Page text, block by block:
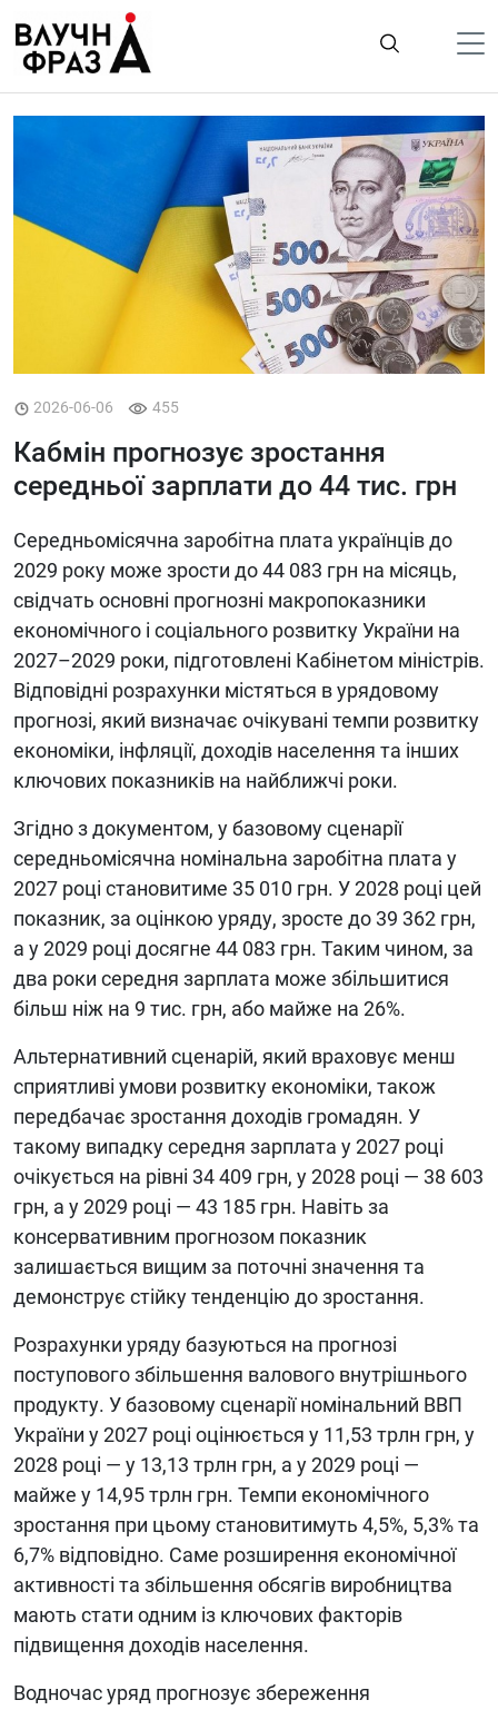
содержимому
Лайфстайл
Корисності
Ukraine
Про нас
2026-06-06 455
Кабмін прогнозує зростання
середньої зарплати до 44 тис. грн
Середньомісячна заробітна плата українців до
2029 року може зрости до 44 083 грн на місяць,
свідчать основні прогнозні макропоказники
економічного і соціального розвитку України на
2027–2029 роки, підготовлені Кабінетом міністрів.
Відповідні розрахунки містяться в урядовому
прогнозі, який визначає очікувані темпи розвитку
економіки, інфляції, доходів населення та інших
ключових показників на найближчі роки.
Згідно з документом, у базовому сценарії
середньомісячна номінальна заробітна плата у
2027 році становитиме 35 010 грн. У 2028 році цей
показник, за оцінкою уряду, зросте до 39 362 грн,
а у 2029 році досягне 44 083 грн. Таким чином, за
два роки середня зарплата може збільшитися
більш ніж на 9 тис. грн, або майже на 26%.
Альтернативний сценарій, який враховує менш
сприятливі умови розвитку економіки, також
передбачає зростання доходів громадян. У
такому випадку середня зарплата у 2027 році
очікується на рівні 34 409 грн, у 2028 році — 38 603
грн, а у 2029 році — 43 185 грн. Навіть за
консервативним прогнозом показник
залишається вищим за поточні значення та
демонструє стійку тенденцію до зростання.
Розрахунки уряду базуються на прогнозі
поступового збільшення валового внутрішнього
продукту. У базовому сценарії номінальний ВВП
України у 2027 році оцінюється у 11,53 трлн грн, у
2028 році — у 13,13 трлн грн, а у 2029 році —
майже у 14,95 трлн грн. Темпи економічного
зростання при цьому становитимуть 4,5%, 5,3% та
6,7% відповідно. Саме розширення економічної
активності та збільшення обсягів виробництва
мають стати одним із ключових факторів
підвищення доходів населення.
Водночас уряд прогнозує збереження